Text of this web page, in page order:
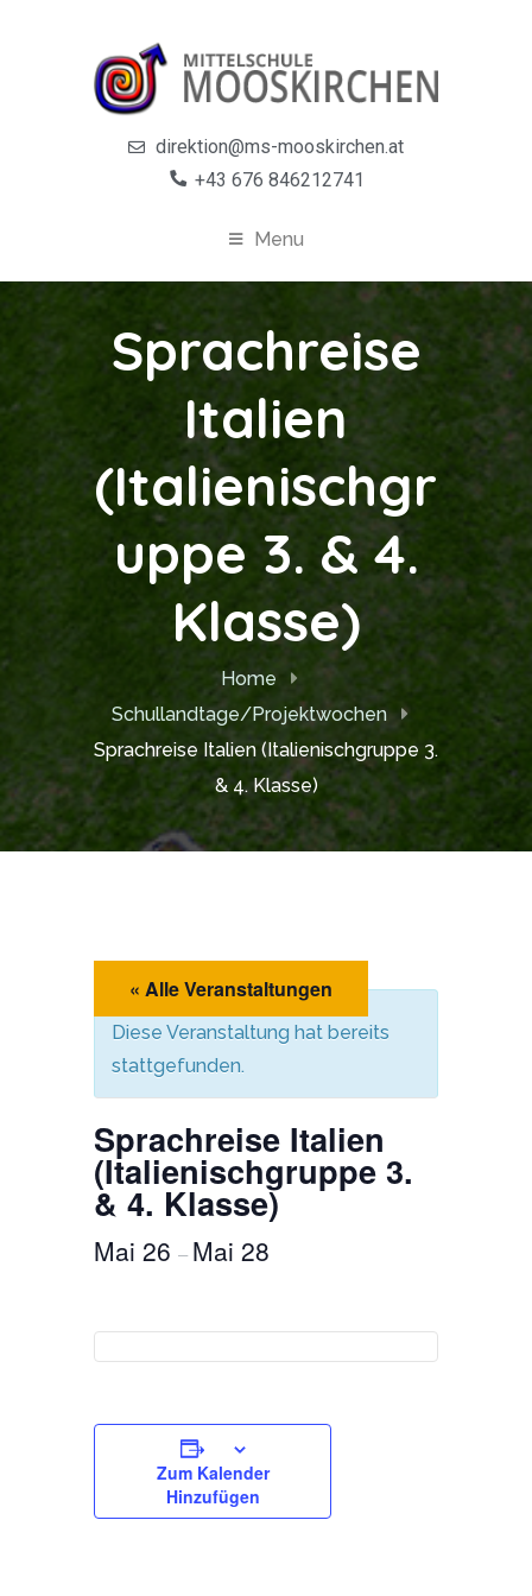
direktion@ms-mooskirchen.at
+43 676 846212741
Menu
Sprachreise
Italien
(Italienischgr
uppe 3. & 4.
Klasse)
Home
Schullandtage/Projektwochen
Sprachreise Italien (Italienischgruppe 3.
& 4. Klasse)
« Alle Veranstaltungen
Diese Veranstaltung hat bereits
stattgefunden.
Sprachreise Italien
(Italienischgruppe 3.
& 4. Klasse)
Mai 26 – Mai 28
Zum Kalender
Hinzufügen